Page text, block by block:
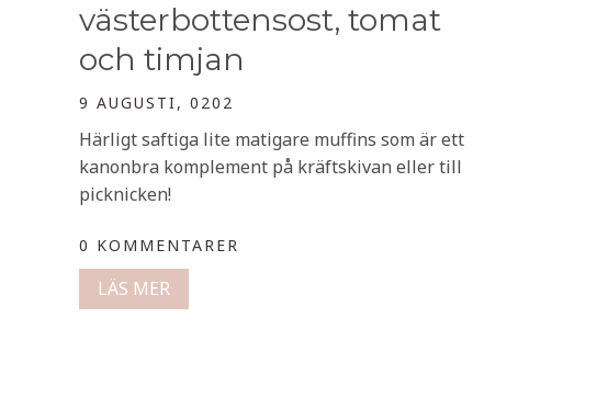
västerbottensost, tomat
och timjan
9 AUGUSTI, 0202
Härligt saftiga lite matigare muffins som är ett
kanonbra komplement på kräftskivan eller till
picknicken!
0 KOMMENTARER
LÄS MER